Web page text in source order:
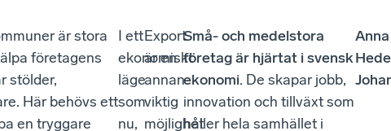
är stora
företagens
stölder,
Här behövs ett
en tryggare
I ett
ekonomiskt
läge
som
nu,
Export
är en
annan
viktig
möjlighet
Små- och medelstora
företag är hjärtat i svensk
ekonomi. De skapar jobb,
innovation och tillväxt som
håller hela samhället i
Anna